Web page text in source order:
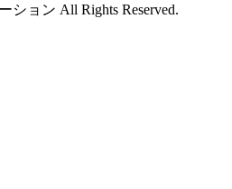
ション All Rights Reserved.